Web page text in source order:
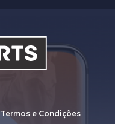
Termos e Condições